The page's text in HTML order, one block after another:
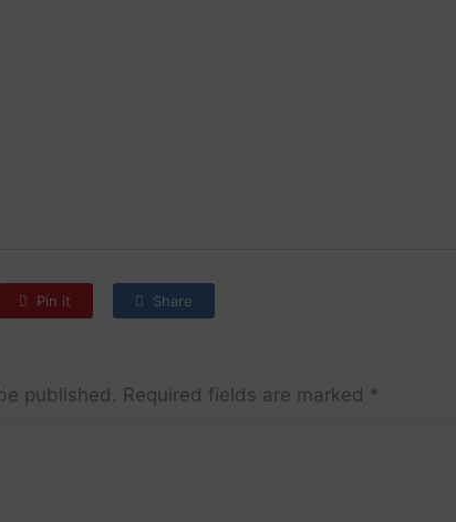
Pin it Share
published. Required fields are marked *